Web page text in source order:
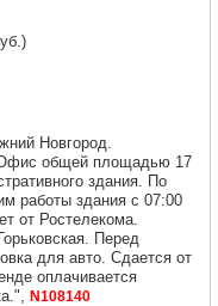
Новгород.
Офис общей площадью 17
здания. По
работы здания с 07:00
от Ростелекома.
Перед
для авто. Сдается от
оплачивается
N108140